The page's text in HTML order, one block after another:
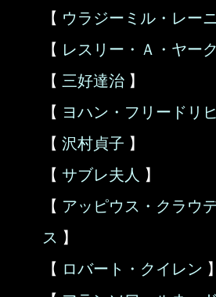
【 ウラジーミル・レー
【 レスリー・Ａ・ヤー
【 三好達治 】
【 ヨハン・フリードリ
【 沢村貞子 】
【 サブレ夫人 】
【 アッピウス・クラウ
ス 】
【 ロバート・クイレン 】